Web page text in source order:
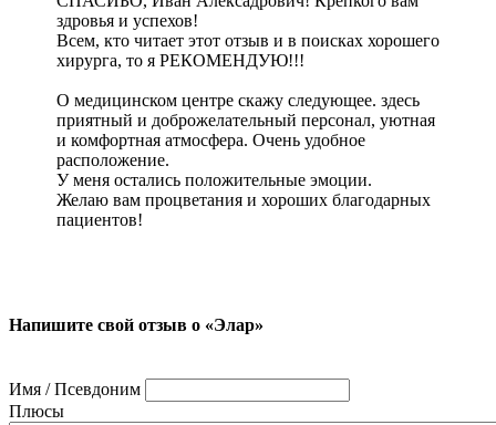
здровья и успехов!
Всем, кто читает этот отзыв и в поисках хорошего
хирурга, то я РЕКОМЕНДУЮ!!!
О медицинском центре скажу следующее. здесь
приятный и доброжелательный персонал, уютная
и комфортная атмосфера. Очень удобное
расположение.
У меня остались положительные эмоции.
Желаю вам процветания и хороших благодарных
пациентов!
Напишите свой отзыв о «Элар»
Имя / Псевдоним
Плюсы